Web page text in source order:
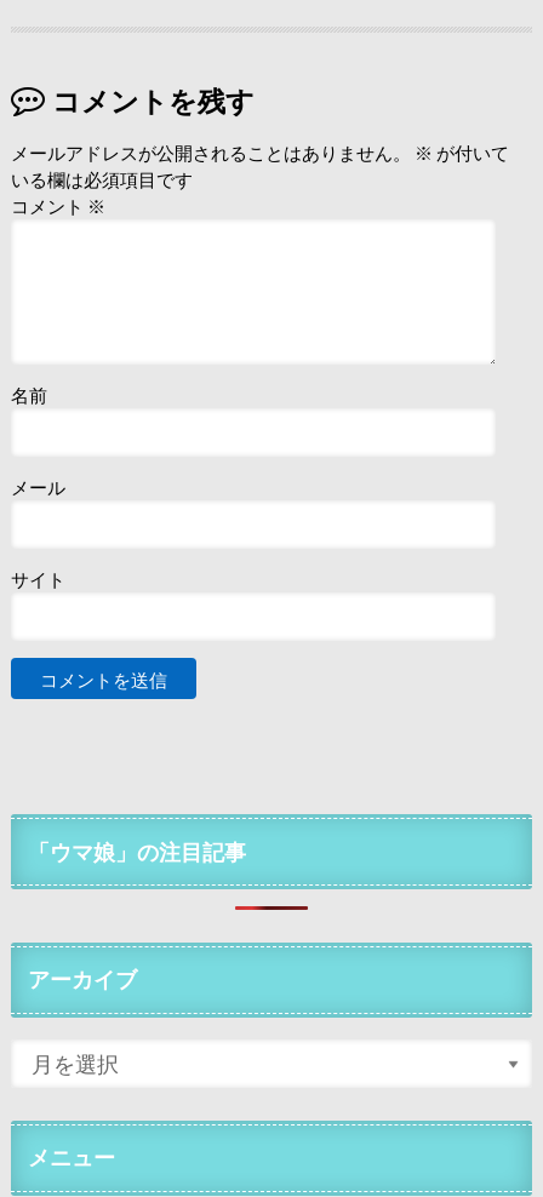
コメントを残す
メールアドレスが公開されることはありません。 ※ が付いて
いる欄は必須項目です
コメント ※
名前
メール
サイト
「ウマ娘」の注目記事
アーカイブ
メニュー